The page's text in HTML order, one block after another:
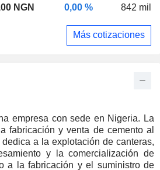
empresa con sede en Nigeria. La
fabricación y venta de cemento al
a la explotación de canteras,
y la comercialización de
a la fabricación y el suministro de
NGN 0,00 % 842 mil
Más cotizaciones